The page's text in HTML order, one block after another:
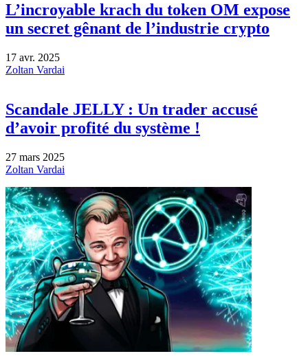
L’incroyable krach du token OM expose
un secret gênant de l’industrie crypto
17 avr. 2025
Zoltan Vardai
Scandale JELLY : Un trader accusé
d’avoir profité du système !
27 mars 2025
Zoltan Vardai